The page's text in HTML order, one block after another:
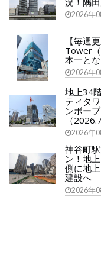
2026年
【毎週
Tower
本一と
2026年
地上34
ティタ
ンボー
（
2026年
神谷町
ン！地
側に地
建設へ
2026年